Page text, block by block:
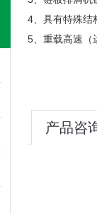
4、具有特殊结
5、重载高速（
产品咨